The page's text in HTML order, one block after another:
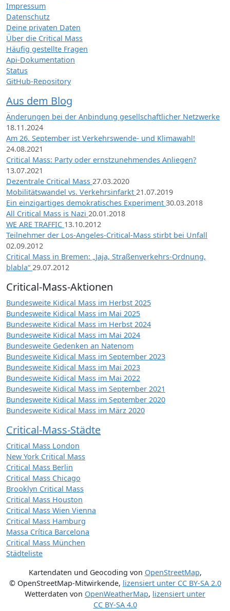
Impressum
Datenschutz
Deine privaten Daten
Über die Critical Mass
Häufig gestellte Fragen
Api-Dokumentation
Status
GitHub-Repository
Aus dem Blog
Änderungen bei der Anbindung gesellschaftlicher Netzwerke
18.11.2024
Am 26. September ist Verkehrswende- und Klimawahl!
24.08.2021
Critical Mass: Party oder ernstzunehmendes Anliegen?
13.07.2021
Dezentrale Critical Mass 27.03.2020
Mobilitätswandel vs. Verkehrsinfarkt 21.07.2019
Ein einzigartiges demokratisches Experiment 30.03.2018
All Critical Mass is Nazi 20.01.2018
WE ARE TRAFFIC 13.10.2012
Teilnehmer der Los-Angeles-Critical-Mass stirbt bei Unfall
02.09.2012
Critical Mass in Bremen: „Jaja, Straßenverkehrs-Ordnung,
blabla“ 29.07.2012
Critical-Mass-Aktionen
Bundesweite Kidical Mass im Herbst 2025
Bundesweite Kidical Mass im Mai 2025
Bundesweite Kidical Mass im Herbst 2024
Bundesweite Kidical Mass im Mai 2024
Bundesweite Gedenken an Natenom
Bundesweite Kidical Mass im September 2023
Bundesweite Kidical Mass im Mai 2023
Bundesweite Kidical Mass im Mai 2022
Bundesweite Kidical Mass im September 2021
Bundesweite Kidical Mass im September 2020
Bundesweite Kidical Mass im März 2020
Critical-Mass-Städte
Critical Mass London
New York Critical Mass
Critical Mass Berlin
Critical Mass Chicago
Brooklyn Critical Mass
Critical Mass Houston
Critical Mass Wien Vienna
Critical Mass Hamburg
Massa Crítica Barcelona
Critical Mass München
Städteliste
Kartendaten und Geocoding von OpenStreetMap,
© OpenStreetMap-Mitwirkende, lizensiert unter CC BY-SA 2.0
Wetterdaten von OpenWeatherMap, lizensiert unter
CC BY-SA 4.0